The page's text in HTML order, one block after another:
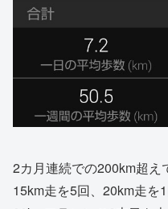
2カ月連続での200km超え
15km走を5回、20km走を